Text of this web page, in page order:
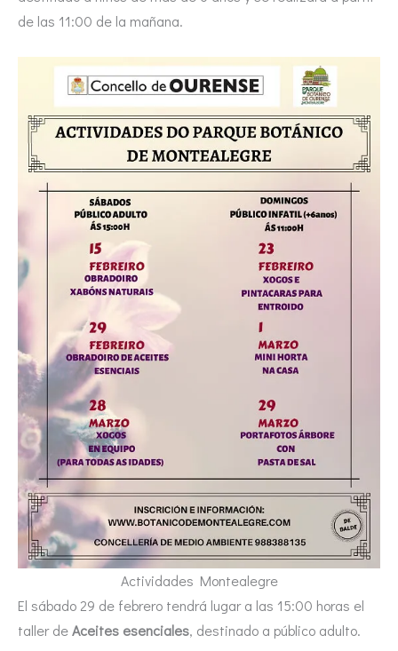
de las 11:00 de la mañana.
Actividades Montealegre
El sábado 29 de febrero tendrá lugar a las 15:00 horas el
taller deAceites esenciales, destinado a público adulto.